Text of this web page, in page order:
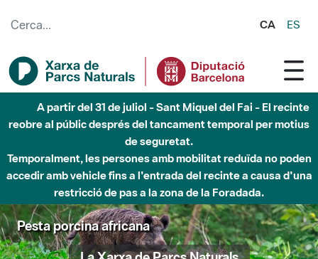
CA ES
A partir del 31 de juliol - Sant Miquel del Fai - El recinte
reobre al públic després del tancament temporal per motius
de seguretat.
Temporalment, les persones amb mobilitat reduïda no poden
accedir amb vehicle fins a l'entrada del recinte a causa d'una
restricció de pas a la zona de la Foradada.
Pesta porcina africana